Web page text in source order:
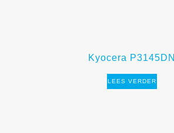
Kyocera P3145DN
LEES VERDER